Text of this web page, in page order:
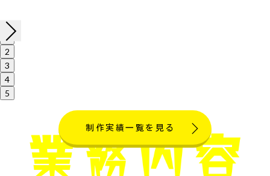
1
2
3
4
5
制作実績一覧を見る